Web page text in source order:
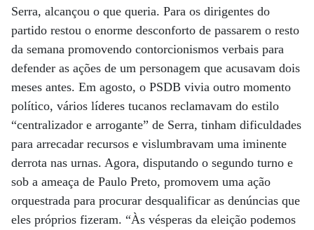
Serra, alcançou o que queria. Para os dirigentes do
partido restou o enorme desconforto de passarem o resto
da semana promovendo contorcionismos verbais para
defender as ações de um personagem que acusavam dois
meses antes. Em agosto, o PSDB vivia outro momento
político, vários líderes tucanos reclamavam do estilo
“centralizador e arrogante” de Serra, tinham dificuldades
para arrecadar recursos e vislumbravam uma iminente
derrota nas urnas. Agora, disputando o segundo turno e
sob a ameaça de Paulo Preto, promovem uma ação
orquestrada para procurar desqualificar as denúncias que
eles próprios fizeram. “Às vésperas da eleição podemos